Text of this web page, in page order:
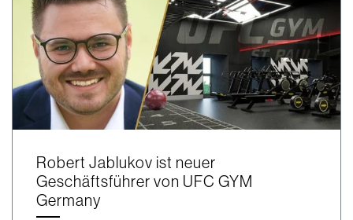
Robert Jablukov ist neuer
Geschäftsführer von UFC GYM
Germany